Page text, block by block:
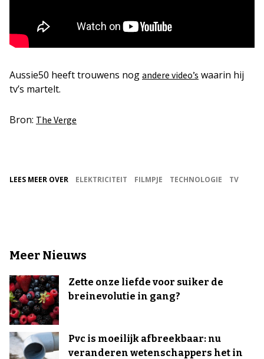
Aussie50 heeft trouwens nog andere video’s waarin hij
tv’s martelt.
Bron: The Verge
LEES MEER OVER ELEKTRICITEIT FILMPJE TECHNOLOGIE TV
Meer Nieuws
Zette onze liefde voor suiker de
breinevolutie in gang?
Pvc is moeilijk afbreekbaar: nu
veranderen wetenschappers het in